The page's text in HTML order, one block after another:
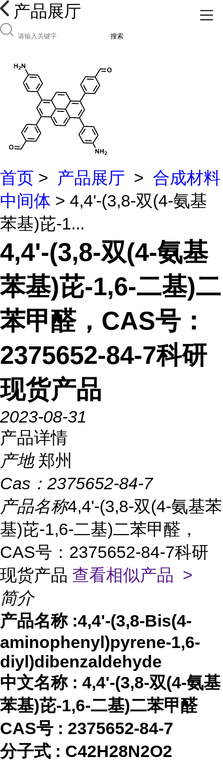
产品展厅
搜索
首页 > 产品展厅 > 合成材料
中间体 > 4,4'-(3,8-双(4-氨基
苯基)芘-1...
4,4'-(3,8-双(4-氨基
苯基)芘-1,6-二基)二
苯甲醛，CAS号：
2375652-84-7科研
现货产品
2023-08-31
产品详情
产地 郑州
Cas： 2375652-84-7
产品名称4,4'-(3,8-双(4-氨基苯
基)芘-1,6-二基)二苯甲醛，
CAS号：2375652-84-7科研
现货产品 查看相似产品 >
简介
产品名称 :4,4'-(3,8-Bis(4-
aminophenyl)pyrene-1,6-
diyl)dibenzaldehyde
中文名称 : 4,4'-(3,8-双(4-氨基
苯基)芘-1,6-二基)二苯甲醛
CAS号 : 2375652-84-7
分子式 : C42H28N2O2